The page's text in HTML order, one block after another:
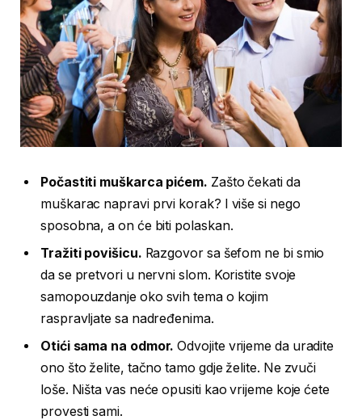
Počastiti muškarca pićem. Zašto čekati da
muškarac napravi prvi korak? I više si nego
sposobna, a on će biti polaskan.
Tražiti povišicu. Razgovor sa šefom ne bi smio
da se pretvori u nervni slom. Koristite svoje
samopouzdanje oko svih tema o kojim
raspravljate sa nadređenima.
Otići sama na odmor. Odvojite vrijeme da uradite
ono što želite, tačno tamo gdje želite. Ne zvuči
loše. Ništa vas neće opusiti kao vrijeme koje ćete
provesti sami.